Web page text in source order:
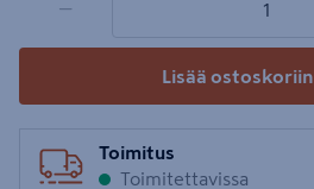
−
Lisää ostoskoriin
Toimitus
Toimitettavissa